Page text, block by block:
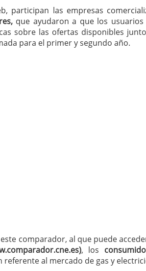
participan las empresas
que ayudaron a que los
sobre las ofertas disponibles
para el primer y segundo año.
comparador, al que puede
, los
referente al mercado de gas y